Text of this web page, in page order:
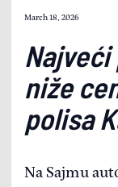
March 18, 2026
niže
polisa
Na Sajmu